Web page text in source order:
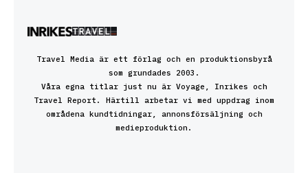
Travel Media är ett förlag och en produktionsbyrå
som grundades 2003.
Våra egna titlar just nu är Voyage, Inrikes och
Travel Report. Härtill arbetar vi med uppdrag inom
områdena kundtidningar, annonsförsäljning och
medieproduktion.